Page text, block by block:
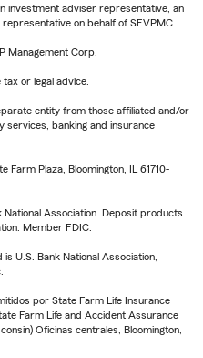
investment adviser representative, an
on behalf of SFVPMC.
Management Corp.
or legal advice.
entity from those affiliated and/or
services, banking and insurance
Farm Plaza, Bloomington, IL 61710-
Association. Deposit products
Member FDIC.
U.S. Bank National Association,
por State Farm Life Insurance
Farm Life and Accident Assurance
Oficinas centrales, Bloomington,